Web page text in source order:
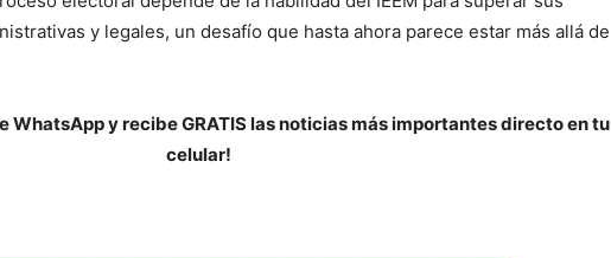
y legales, un desafío que hasta ahora parece estar más allá de
WhatsApp y recibe GRATIS las noticias más importantes directo en tu
celular!